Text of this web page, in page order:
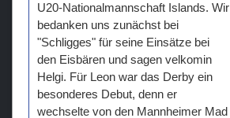
U20-Nationalmannschaft Islands. Wir
bedanken uns zunächst bei
"Schligges" für seine Einsätze bei
den Eisbären und sagen velkomin
Helgi. Für Leon war das Derby ein
besonderes Debut, denn er
wechselte von den Mannheimer Mad